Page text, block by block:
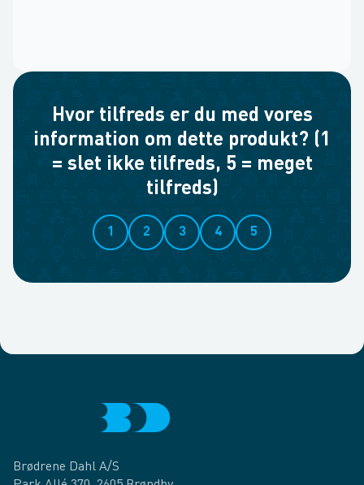
Hvor tilfreds er du med vores
information om dette produkt? (1
= slet ikke tilfreds, 5 = meget
tilfreds)
1 2 3 4 5
Brødrene Dahl A/S